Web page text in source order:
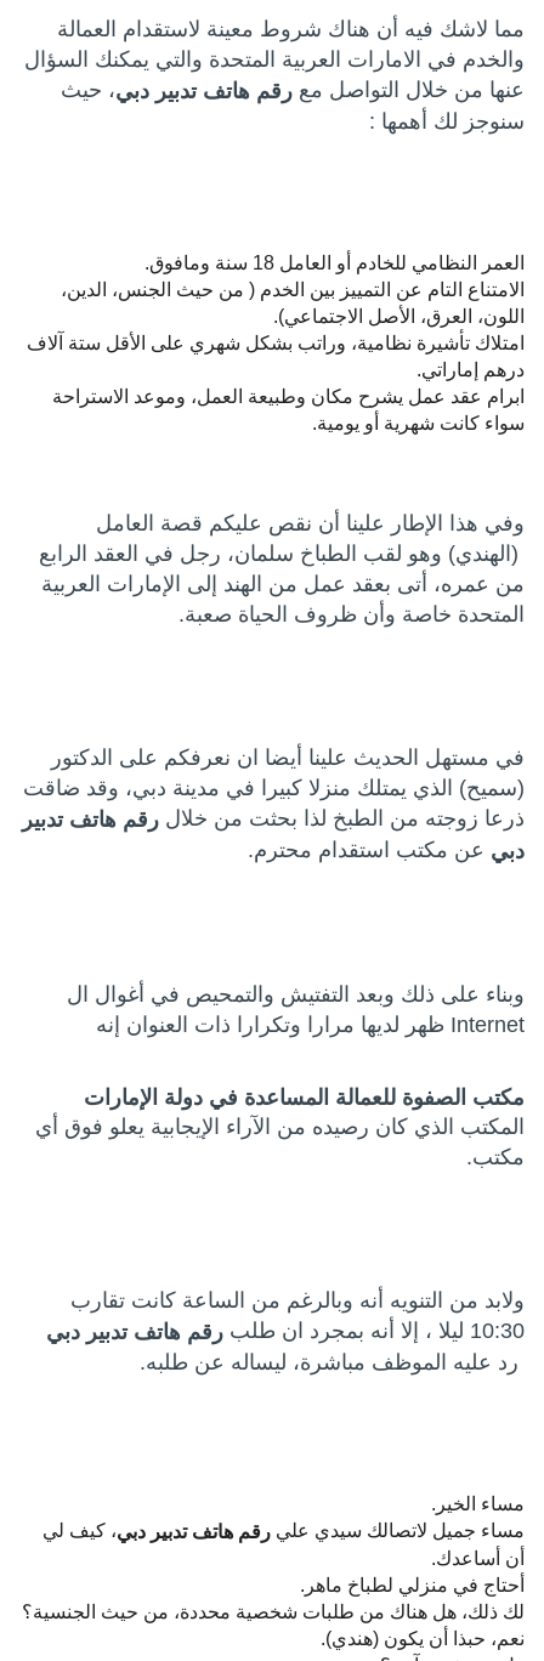
مما لاشك فيه أن هناك شروط معينة لاستقدام العمالة
والخدم في الامارات العربية المتحدة والتي يمكنك السؤال
عنها من خلال التواصل مع رقم هاتف تدبير دبي، حيث
سنوجز لك أهمها :
العمر النظامي للخادم أو العامل 18 سنة ومافوق.
الامتناع التام عن التمييز بين الخدم ( من حيث الجنس، الدين،
اللون، العرق، الأصل الاجتماعي).
امتلاك تأشيرة نظامية، وراتب بشكل شهري على الأقل ستة آلاف
درهم إماراتي.
ابرام عقد عمل يشرح مكان وطبيعة العمل، وموعد الاستراحة
سواء كانت شهرية أو يومية.
وفي هذا الإطار علينا أن نقص عليكم قصة العامل
(الهندي) وهو لقب الطباخ سلمان، رجل في العقد الرابع
من عمره، أتى بعقد عمل من الهند إلى الإمارات العربية
المتحدة خاصة وأن ظروف الحياة صعبة.
في مستهل الحديث علينا أيضا ان نعرفكم على الدكتور
(سميح) الذي يمتلك منزلا كبيرا في مدينة دبي، وقد ضاقت
ذرعا زوجته من الطبخ لذا بحثت من خلال رقم هاتف تدبير
دبي عن مكتب استقدام محترم.
وبناء على ذلك وبعد التفتيش والتمحيص في أغوال ال
Internet ظهر لديها مرارا وتكرارا ذات العنوان إنه
مكتب الصفوة للعمالة المساعدة في دولة الإمارات
المكتب الذي كان رصيده من الآراء الإيجابية يعلو فوق أي
مكتب.
ولابد من التنويه أنه وبالرغم من الساعة كانت تقارب
10:30 ليلا ، إلا أنه بمجرد ان طلب
رقم هاتف تدبير دبي
رد عليه الموظف مباشرة، ليساله عن طلبه.
مساء الخير.
مساء جميل لاتصالك سيدي علي رقم هاتف تدبير دبي، كيف لي
أن أساعدك.
أحتاج في منزلي لطباخ ماهر.
لك ذلك، هل هناك من طلبات شخصية محددة، من حيث الجنسية؟
نعم، حبذا أن يكون (هندي).